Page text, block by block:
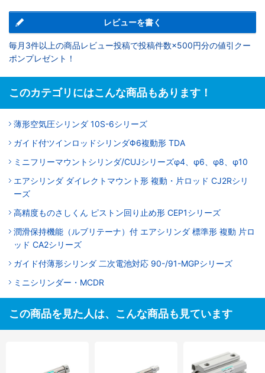
レビューを書く
毎月3件以上の商品レビュー投稿で投稿件数×500円分の値引クー
ポンプレゼント！
このカテゴリにはこんな商品もあります！
薄形空気圧シリンダ 10S-6シリーズ
ガイド付ツインロッドシリンダΦ6複動形 TDA
ミニフリーマウントシリンダ/CUJシリーズφ4、φ6、φ8、φ10
エアシリンダ ダイレクトマウント形 複動・片ロッド CJ2Rシリ
ーズ
高精度ものさしくん ピストン回り止め形 CEP1シリーズ
潤滑保持機能（ルブリテーナ）付 エアシリンダ 標準形 複動 片ロ
ッド CA2シリーズ
ガイド付薄形シリンダ 二次電池対応 90-/91-MGPシリーズ
ミニシリンダー・MCDR
この商品を見た人は、こんな商品も見ています